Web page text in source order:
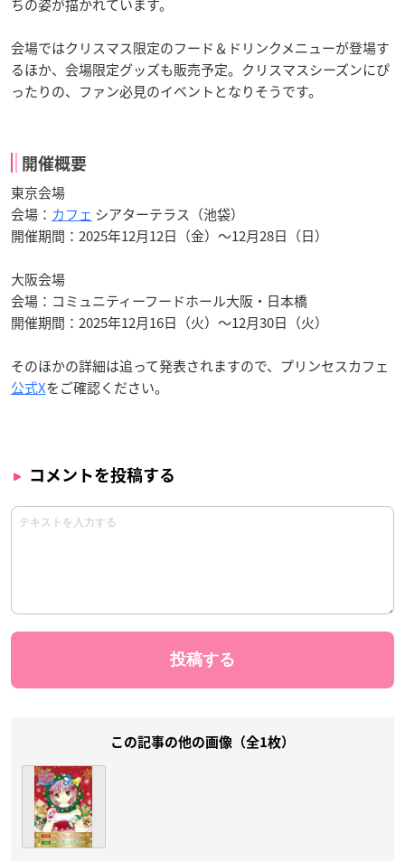
ちの姿が描かれています。
会場ではクリスマス限定のフード＆ドリンクメニューが登場す
るほか、会場限定グッズも販売予定。クリスマスシーズンにぴ
ったりの、ファン必見のイベントとなりそうです。
開催概要
東京会場
会場： カフェ シアターテラス（池袋）
開催期間：2025年12月12日（金）～12月28日（日）
大阪会場
会場：コミュニティーフードホール大阪・日本橋
開催期間：2025年12月16日（火）～12月30日（火）
そのほかの詳細は追って発表されますので、プリンセスカフェ
公式Xをご確認ください。
コメントを投稿する
この記事の他の画像（全1枚）